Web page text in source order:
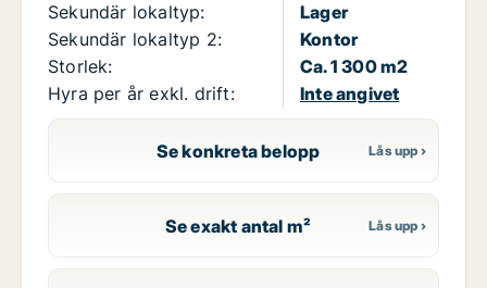
Sekundär lokaltyp:
Lager
Sekundär lokaltyp 2:
Kontor
Storlek:
Ca. 1 300 m2
Hyra per år exkl. drift:
Inte angivet
Se konkreta belopp
Se exakt antal m²